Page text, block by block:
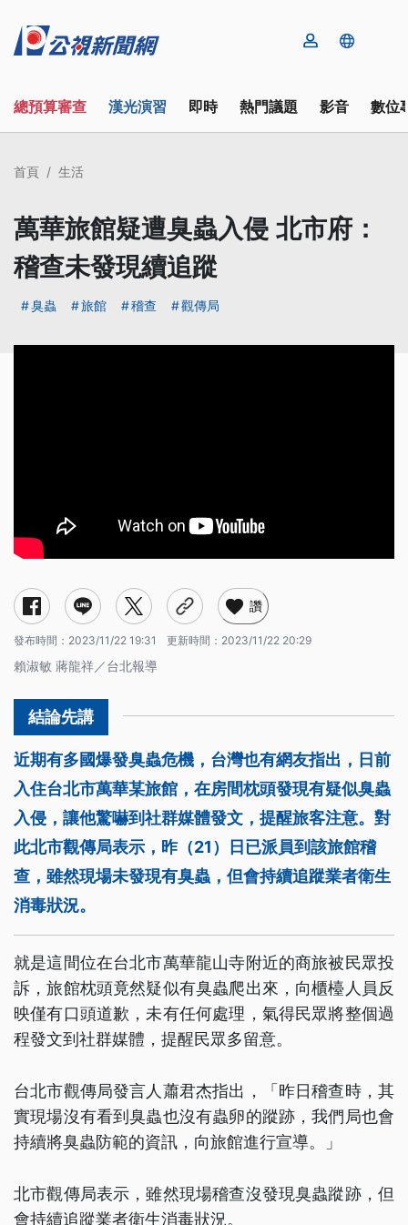
總預算審查 漢光演習 即時 熱門議題 影音 數位
首頁 生活
萬華旅館疑遭臭蟲入侵 北市府：
稽查未發現續追蹤
臭蟲 旅館 稽查 觀傳局
讚
發布時間： 2023/11/22 19:31 更新時間： 2023/11/22 20:29
賴淑敏 蔣龍祥／台北報導
近期有多國爆發臭蟲危機，台灣也有網友指出，日前
入住台北市萬華某旅館，在房間枕頭發現有疑似臭蟲
入侵，讓他驚嚇到社群媒體發文，提醒旅客注意。對
此北市觀傳局表示，昨（21）日已派員到該旅館稽
查，雖然現場未發現有臭蟲，但會持續追蹤業者衛生
消毒狀況。
就是這間位在台北市萬華龍山寺附近的商旅被民眾投
訴，旅館枕頭竟然疑似有臭蟲爬出來，向櫃檯人員反
映僅有口頭道歉，未有任何處理，氣得民眾將整個過
程發文到社群媒體，提醒民眾多留意。
台北市觀傳局發言人蕭君杰指出，「昨日稽查時，其
實現場沒有看到臭蟲也沒有蟲卵的蹤跡，我們局也會
持續將臭蟲防範的資訊，向旅館進行宣導。」
北市觀傳局表示，雖然現場稽查沒發現臭蟲蹤跡，但
會持續追蹤業者衛生消毒狀況。